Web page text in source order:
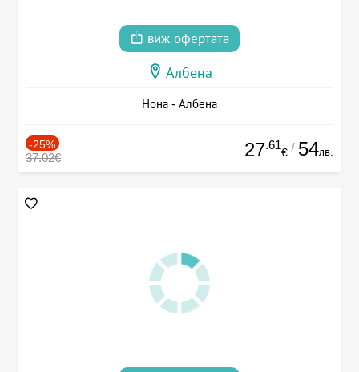
виж офертата
Албена
Нона - Албена
-25%
37.02€ 27.61
€ / 54лв.